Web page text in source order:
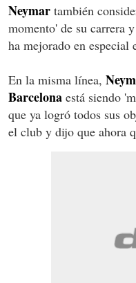
Neymar también
momento' de su carrera
ha mejorado en especial
En la misma línea,
Barcelona está siendo
que ya logró todos sus
el club y dijo que ahora